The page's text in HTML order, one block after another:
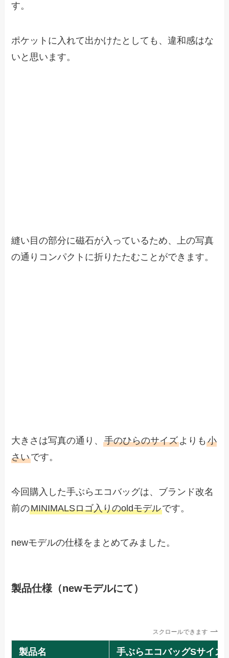
す。
ポケットに入れて出かけたとしても、違和感はな
いと思います。
縫い目の部分に磁石が入っているため、上の写真
の通りコンパクトに折りたたむことができます。
大きさは写真の通り、手のひらのサイズよりも小
さいです。
今回購入した手ぶらエコバッグは、ブランド改名
前のMINIMALSロゴ入りのoldモデルです。
newモデルの仕様をまとめてみました。
製品仕様（newモデルにて）
スクロールできます
製品名 手ぶらエコバッグSサイズ